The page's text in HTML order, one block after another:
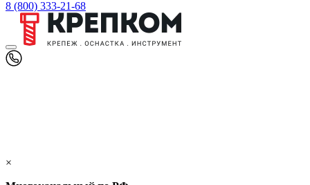
8 (800) 333-21-68
×